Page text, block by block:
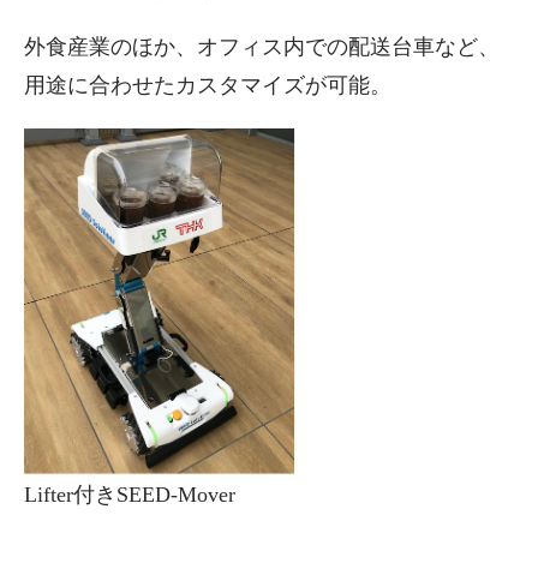
外食産業のほか、オフィス内での配送台車など、
用途に合わせたカスタマイズが可能。
Lifter付きSEED-Mover